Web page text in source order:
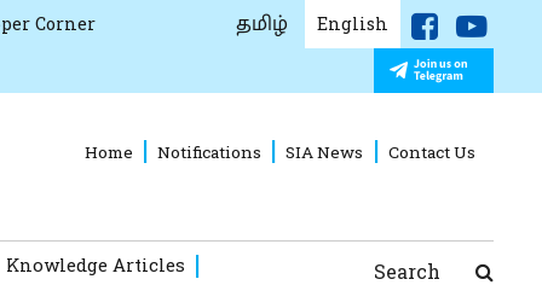
Corner தமிழ் English
Home Notifications SIA News Contact Us
Knowledge Articles Search